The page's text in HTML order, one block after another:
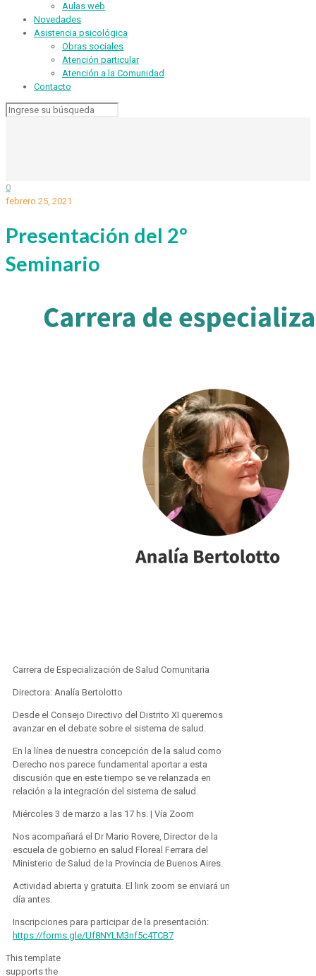
Aulas web
Novedades
Asistencia psicológica
Obras sociales
Atención particular
Atención a la Comunidad
Contacto
0
febrero 25, 2021
Presentación del 2º
Seminario
Carrera de Especialización de Salud Comunitaria
Directora: Analía Bertolotto
Desde el Consejo Directivo del Distrito XI queremos
avanzar en el debate sobre el sistema de salud.
En la línea de nuestra concepción de la salud como
Derecho nos parece fundamental aportar a esta
discusión que en este tiempo se ve relanzada en
relación a la integración del sistema de salud.
Miércoles 3 de marzo a las 17 hs. | Vía Zoom
Nos acompañará el Dr Mario Rovere, Director de la
escuela de gobierno en salud Floreal Ferrara del
Ministerio de Salud de la Provincia de Buenos Aires.
Actividad abierta y gratuita. El link zoom se enviará un
día antes.
Inscripciones para participar de la presentación:
https://forms.gle/Uf8NYLM3nf5c4TCB7
This template
supports the